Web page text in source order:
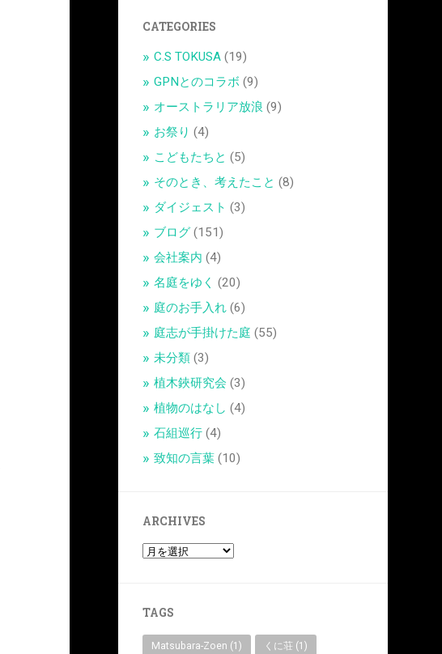
CATEGORIES
C.S TOKUSA (19)
GPNとのコラボ (9)
オーストラリア放浪 (9)
お祭り (4)
こどもたちと (5)
そのとき、考えたこと (8)
ダイジェスト (3)
ブログ (151)
会社案内 (4)
名庭をゆく (20)
庭のお手入れ (6)
庭志が手掛けた庭 (55)
未分類 (3)
植木鋏研究会 (3)
植物のはなし (4)
石組巡行 (4)
致知の言葉 (10)
ARCHIVES
TAGS
Matsubara-Zoen (1) くに荘 (1)